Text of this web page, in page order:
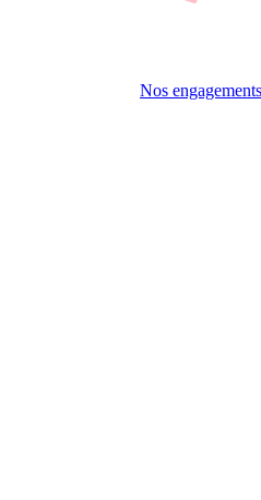
Nos engagements